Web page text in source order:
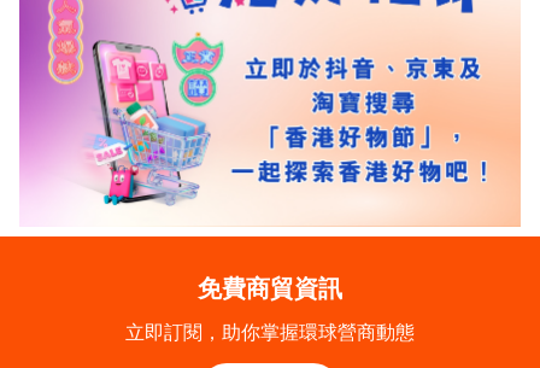
免費商貿資訊
立即訂閱，助你掌握環球營商動態